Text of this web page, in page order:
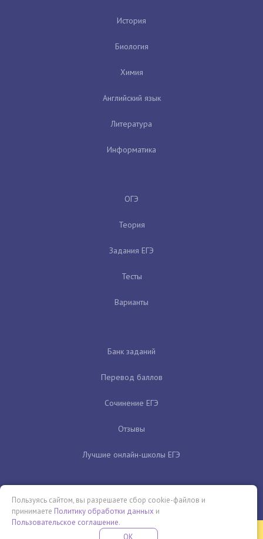
История
Биология
Химия
Английский язык
Литература
Информатика
ОГЭ
Теория
Задания ЕГЭ
Тесты
Варианты
Банк заданий
Перевод баллов
Сочинение ЕГЭ
Отзывы
Лучшие онлайн-школы ЕГЭ
Бесплатная летняя школа
Пользуясь сайтом, вы разрешаете сбор cookie-файлов и
принимаете Политику обработки данных и
Пользовательское соглашение.
OK